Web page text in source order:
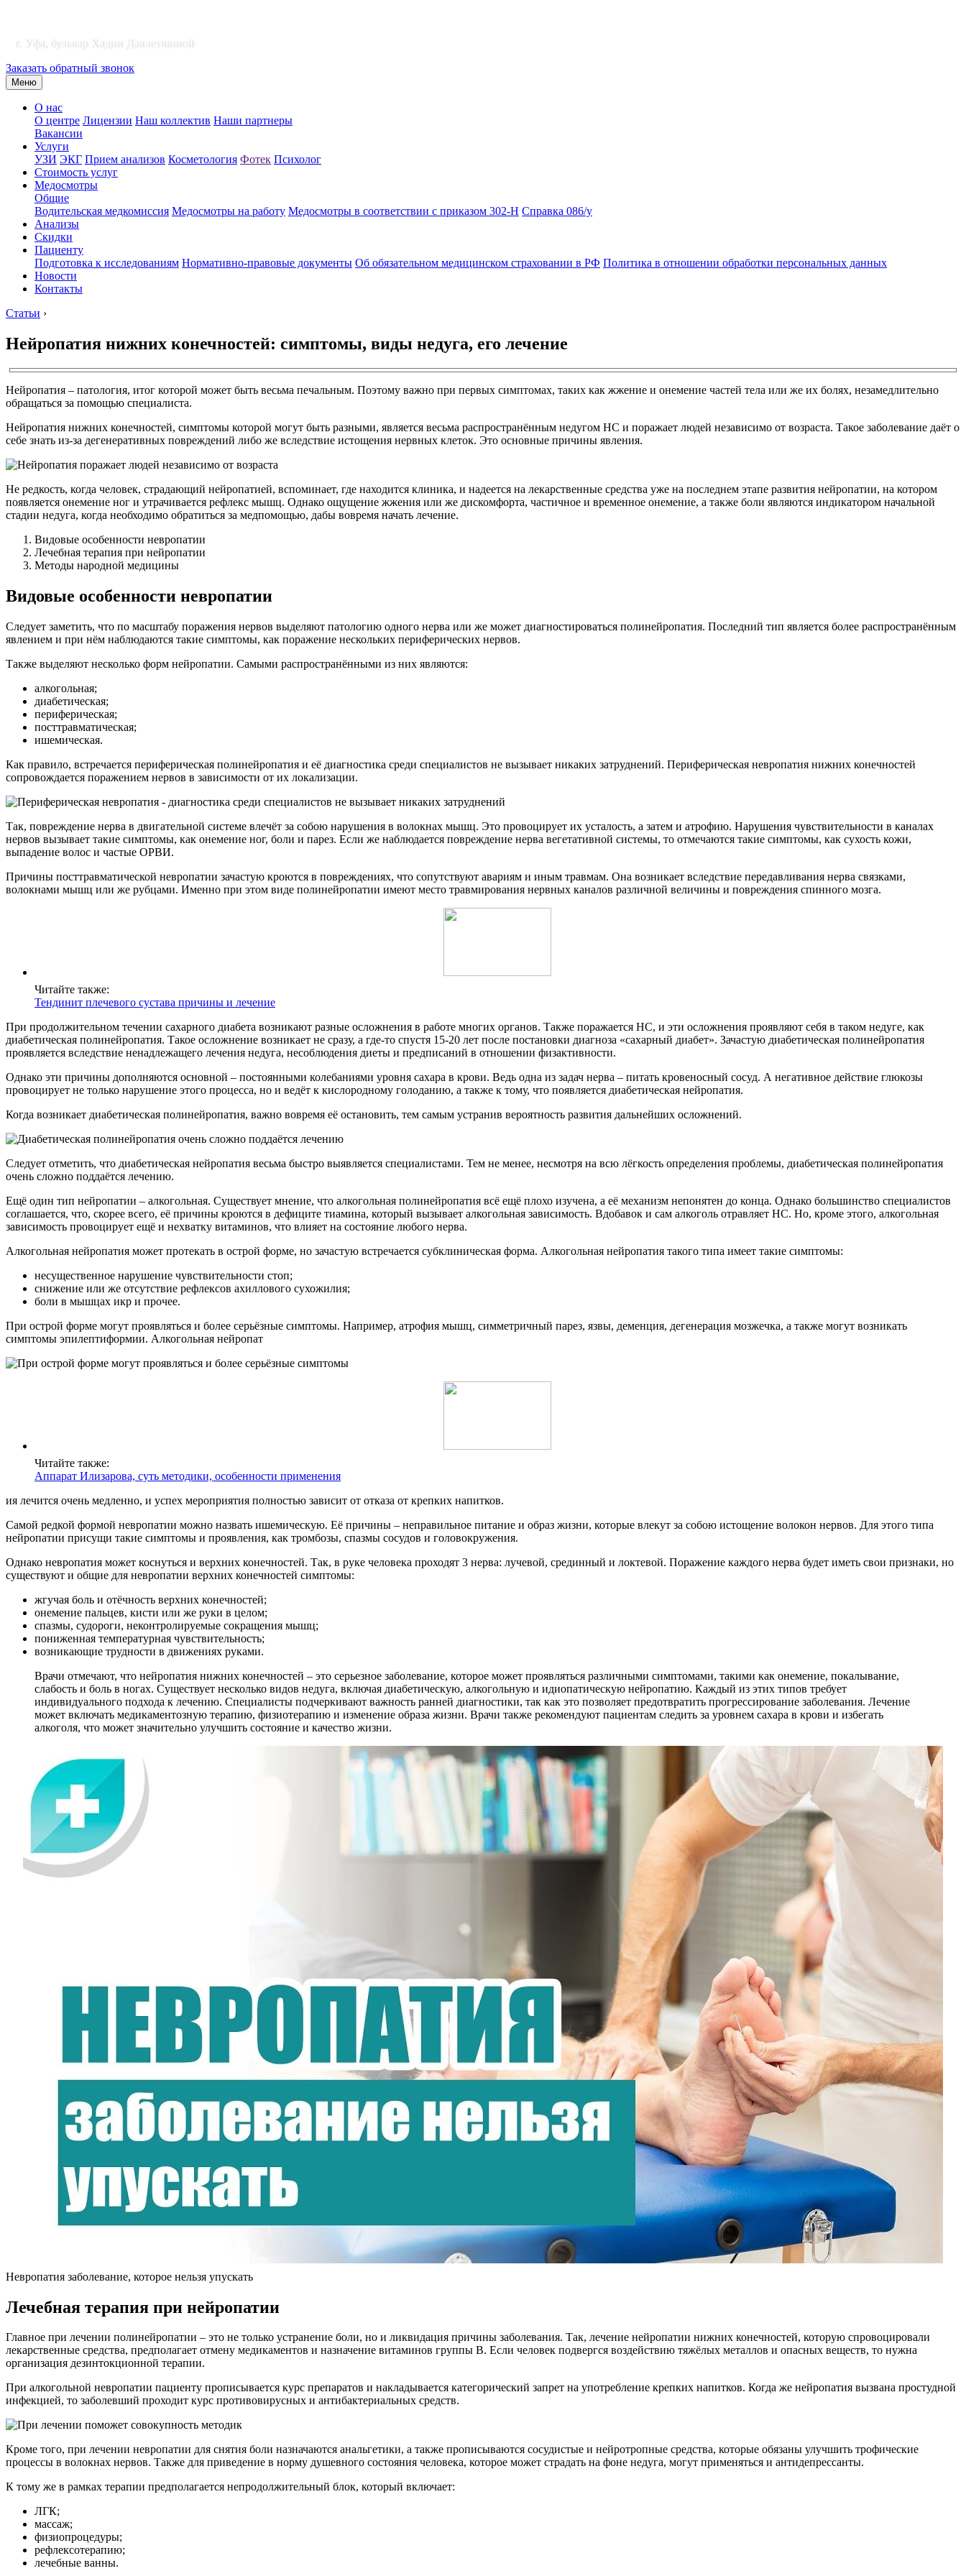
г. Уфа, бульвар Хадии Давлетшиной
Заказать обратный звонок
Меню
О нас
О центре Лицензии Наш коллектив Наши партнеры
Вакансии
Услуги
УЗИ ЭКГ Прием анализов Косметология Фотек Психолог
Стоимость услуг
Медосмотры
Общие
Водительская медкомиссия Медосмотры на работу Медосмотры в соответствии с приказом 302-Н Справка 086/у
Анализы
Скидки
Пациенту
Подготовка к исследованиям Нормативно-правовые документы Об обязательном медицинском страховании в РФ Политика в отношении обработки персональных данных
Новости
Контакты
Статьи ›
Нейропатия нижних конечностей: симптомы, виды недуга, его лечение
Нейропатия – патология, итог которой может быть весьма печальным. Поэтому важно при первых симптомах, таких как жжение и онемение частей тела или же их болях, незамедлительно
обращаться за помощью специалиста.
Нейропатия нижних конечностей, симптомы которой могут быть разными, является весьма распространённым недугом НС и поражает людей независимо от возраста. Такое заболевание даёт о
себе знать из-за дегенеративных повреждений либо же вследствие истощения нервных клеток. Это основные причины явления.
Не редкость, когда человек, страдающий нейропатией, вспоминает, где находится клиника, и надеется на лекарственные средства уже на последнем этапе развития нейропатии, на котором
появляется онемение ног и утрачивается рефлекс мышц. Однако ощущение жжения или же дискомфорта, частичное и временное онемение, а также боли являются индикатором начальной
стадии недуга, когда необходимо обратиться за медпомощью, дабы вовремя начать лечение.
Видовые особенности невропатии
Лечебная терапия при нейропатии
Методы народной медицины
Видовые особенности невропатии
Следует заметить, что по масштабу поражения нервов выделяют патологию одного нерва или же может диагностироваться полинейропатия. Последний тип является более распространённым
явлением и при нём наблюдаются такие симптомы, как поражение нескольких периферических нервов.
Также выделяют несколько форм нейропатии. Самыми распространёнными из них являются:
алкогольная;
диабетическая;
периферическая;
посттравматическая;
ишемическая.
Как правило, встречается периферическая полинейропатия и её диагностика среди специалистов не вызывает никаких затруднений. Периферическая невропатия нижних конечностей
сопровождается поражением нервов в зависимости от их локализации.
Так, повреждение нерва в двигательной системе влечёт за собою нарушения в волокнах мышц. Это провоцирует их усталость, а затем и атрофию. Нарушения чувствительности в каналах
нервов вызывает такие симптомы, как онемение ног, боли и парез. Если же наблюдается повреждение нерва вегетативной системы, то отмечаются такие симптомы, как сухость кожи,
выпадение волос и частые ОРВИ.
Причины посттравматической невропатии зачастую кроются в повреждениях, что сопутствуют авариям и иным травмам. Она возникает вследствие передавливания нерва связками,
волокнами мышц или же рубцами. Именно при этом виде полинейропатии имеют место травмирования нервных каналов различной величины и повреждения спинного мозга.
Читайте также:
Тендинит плечевого сустава причины и лечение
При продолжительном течении сахарного диабета возникают разные осложнения в работе многих органов. Также поражается НС, и эти осложнения проявляют себя в таком недуге, как
диабетическая полинейропатия. Такое осложнение возникает не сразу, а где-то спустя 15-20 лет после постановки диагноза «сахарный диабет». Зачастую диабетическая полинейропатия
проявляется вследствие ненадлежащего лечения недуга, несоблюдения диеты и предписаний в отношении физактивности.
Однако эти причины дополняются основной – постоянными колебаниями уровня сахара в крови. Ведь одна из задач нерва – питать кровеносный сосуд. А негативное действие глюкозы
провоцирует не только нарушение этого процесса, но и ведёт к кислородному голоданию, а также к тому, что появляется диабетическая нейропатия.
Когда возникает диабетическая полинейропатия, важно вовремя её остановить, тем самым устранив вероятность развития дальнейших осложнений.
Следует отметить, что диабетическая нейропатия весьма быстро выявляется специалистами. Тем не менее, несмотря на всю лёгкость определения проблемы, диабетическая полинейропатия
очень сложно поддаётся лечению.
Ещё один тип нейропатии – алкогольная. Существует мнение, что алкогольная полинейропатия всё ещё плохо изучена, а её механизм непонятен до конца. Однако большинство специалистов
соглашается, что, скорее всего, её причины кроются в дефиците тиамина, который вызывает алкогольная зависимость. Вдобавок и сам алкоголь отравляет НС. Но, кроме этого, алкогольная
зависимость провоцирует ещё и нехватку витаминов, что влияет на состояние любого нерва.
Алкогольная нейропатия может протекать в острой форме, но зачастую встречается субклиническая форма. Алкогольная нейропатия такого типа имеет такие симптомы:
несущественное нарушение чувствительности стоп;
снижение или же отсутствие рефлексов ахиллового сухожилия;
боли в мышцах икр и прочее.
При острой форме могут проявляться и более серьёзные симптомы. Например, атрофия мышц, симметричный парез, язвы, деменция, дегенерация мозжечка, а также могут возникать
симптомы эпилептиформии. Алкогольная нейропат
Читайте также:
Аппарат Илизарова, суть методики, особенности применения
ия лечится очень медленно, и успех мероприятия полностью зависит от отказа от крепких напитков.
Самой редкой формой невропатии можно назвать ишемическую. Её причины – неправильное питание и образ жизни, которые влекут за собою истощение волокон нервов. Для этого типа
нейропатии присущи такие симптомы и проявления, как тромбозы, спазмы сосудов и головокружения.
Однако невропатия может коснуться и верхних конечностей. Так, в руке человека проходят 3 нерва: лучевой, срединный и локтевой. Поражение каждого нерва будет иметь свои признаки, но
существуют и общие для невропатии верхних конечностей симптомы:
жгучая боль и отёчность верхних конечностей;
онемение пальцев, кисти или же руки в целом;
спазмы, судороги, неконтролируемые сокращения мышц;
пониженная температурная чувствительность;
возникающие трудности в движениях руками.
Врачи отмечают, что нейропатия нижних конечностей – это серьезное заболевание, которое может проявляться различными симптомами, такими как онемение, покалывание,
слабость и боль в ногах. Существует несколько видов недуга, включая диабетическую, алкогольную и идиопатическую нейропатию. Каждый из этих типов требует
индивидуального подхода к лечению. Специалисты подчеркивают важность ранней диагностики, так как это позволяет предотвратить прогрессирование заболевания. Лечение
может включать медикаментозную терапию, физиотерапию и изменение образа жизни. Врачи также рекомендуют пациентам следить за уровнем сахара в крови и избегать
алкоголя, что может значительно улучшить состояние и качество жизни.
Невропатия заболевание, которое нельзя упускать
Лечебная терапия при нейропатии
Главное при лечении полинейропатии – это не только устранение боли, но и ликвидация причины заболевания. Так, лечение нейропатии нижних конечностей, которую спровоцировали
лекарственные средства, предполагает отмену медикаментов и назначение витаминов группы В. Если человек подвергся воздействию тяжёлых металлов и опасных веществ, то нужна
организация дезинтокционной терапии.
При алкогольной невропатии пациенту прописывается курс препаратов и накладывается категорический запрет на употребление крепких напитков. Когда же нейропатия вызвана простудной
инфекцией, то заболевший проходит курс противовирусных и антибактериальных средств.
Кроме того, при лечении невропатии для снятия боли назначаются анальгетики, а также прописываются сосудистые и нейротропные средства, которые обязаны улучшить трофические
процессы в волокнах нервов. Также для приведение в норму душевного состояния человека, которое может страдать на фоне недуга, могут применяться и антидепрессанты.
К тому же в рамках терапии предполагается непродолжительный блок, который включает:
ЛГК;
массаж;
физиопроцедуры;
рефлексотерапию;
лечебные ванны.